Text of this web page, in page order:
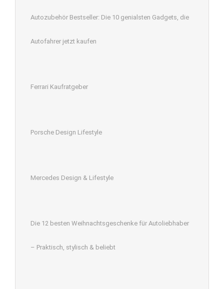
Autozubehör Bestseller: Die 10 genialsten Gadgets, die
Autofahrer jetzt kaufen
Ferrari Kaufratgeber
Porsche Design Lifestyle
Mercedes Design & Lifestyle
Die 12 besten Weihnachtsgeschenke für Autoliebhaber
– Praktisch, stylisch & beliebt